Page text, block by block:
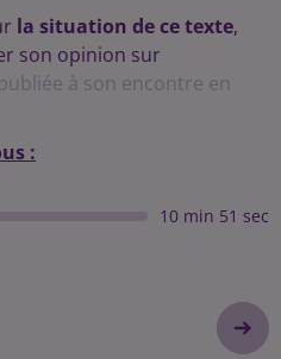
la situation de ce texte,
son opinion sur
à son encontre en
:
10 min 51 sec